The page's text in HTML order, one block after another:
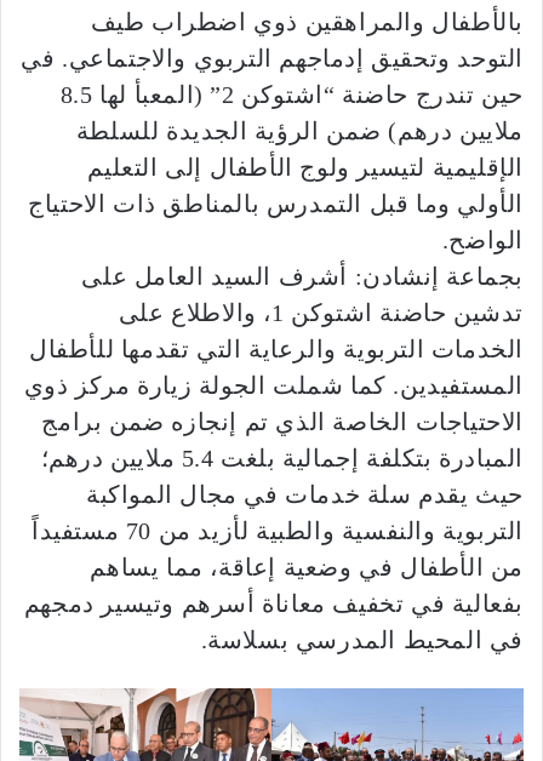
بالأطفال والمراهقين ذوي اضطراب طيف
التوحد وتحقيق إدماجهم التربوي والاجتماعي. في
حين تندرج حاضنة “اشتوكن 2” (المعبأ لها 8.5
ملايين درهم) ضمن الرؤية الجديدة للسلطة
الإقليمية لتيسير ولوج الأطفال إلى التعليم
الأولي وما قبل التمدرس بالمناطق ذات الاحتياج
الواضح.
بجماعة إنشادن: أشرف السيد العامل على
تدشين حاضنة اشتوكن 1، والاطلاع على
الخدمات التربوية والرعاية التي تقدمها للأطفال
المستفيدين. كما شملت الجولة زيارة مركز ذوي
الاحتياجات الخاصة الذي تم إنجازه ضمن برامج
المبادرة بتكلفة إجمالية بلغت 5.4 ملايين درهم؛
حيث يقدم سلة خدمات في مجال المواكبة
التربوية والنفسية والطبية لأزيد من 70 مستفيداً
من الأطفال في وضعية إعاقة، مما يساهم
بفعالية في تخفيف معاناة أسرهم وتيسير دمجهم
في المحيط المدرسي بسلاسة.